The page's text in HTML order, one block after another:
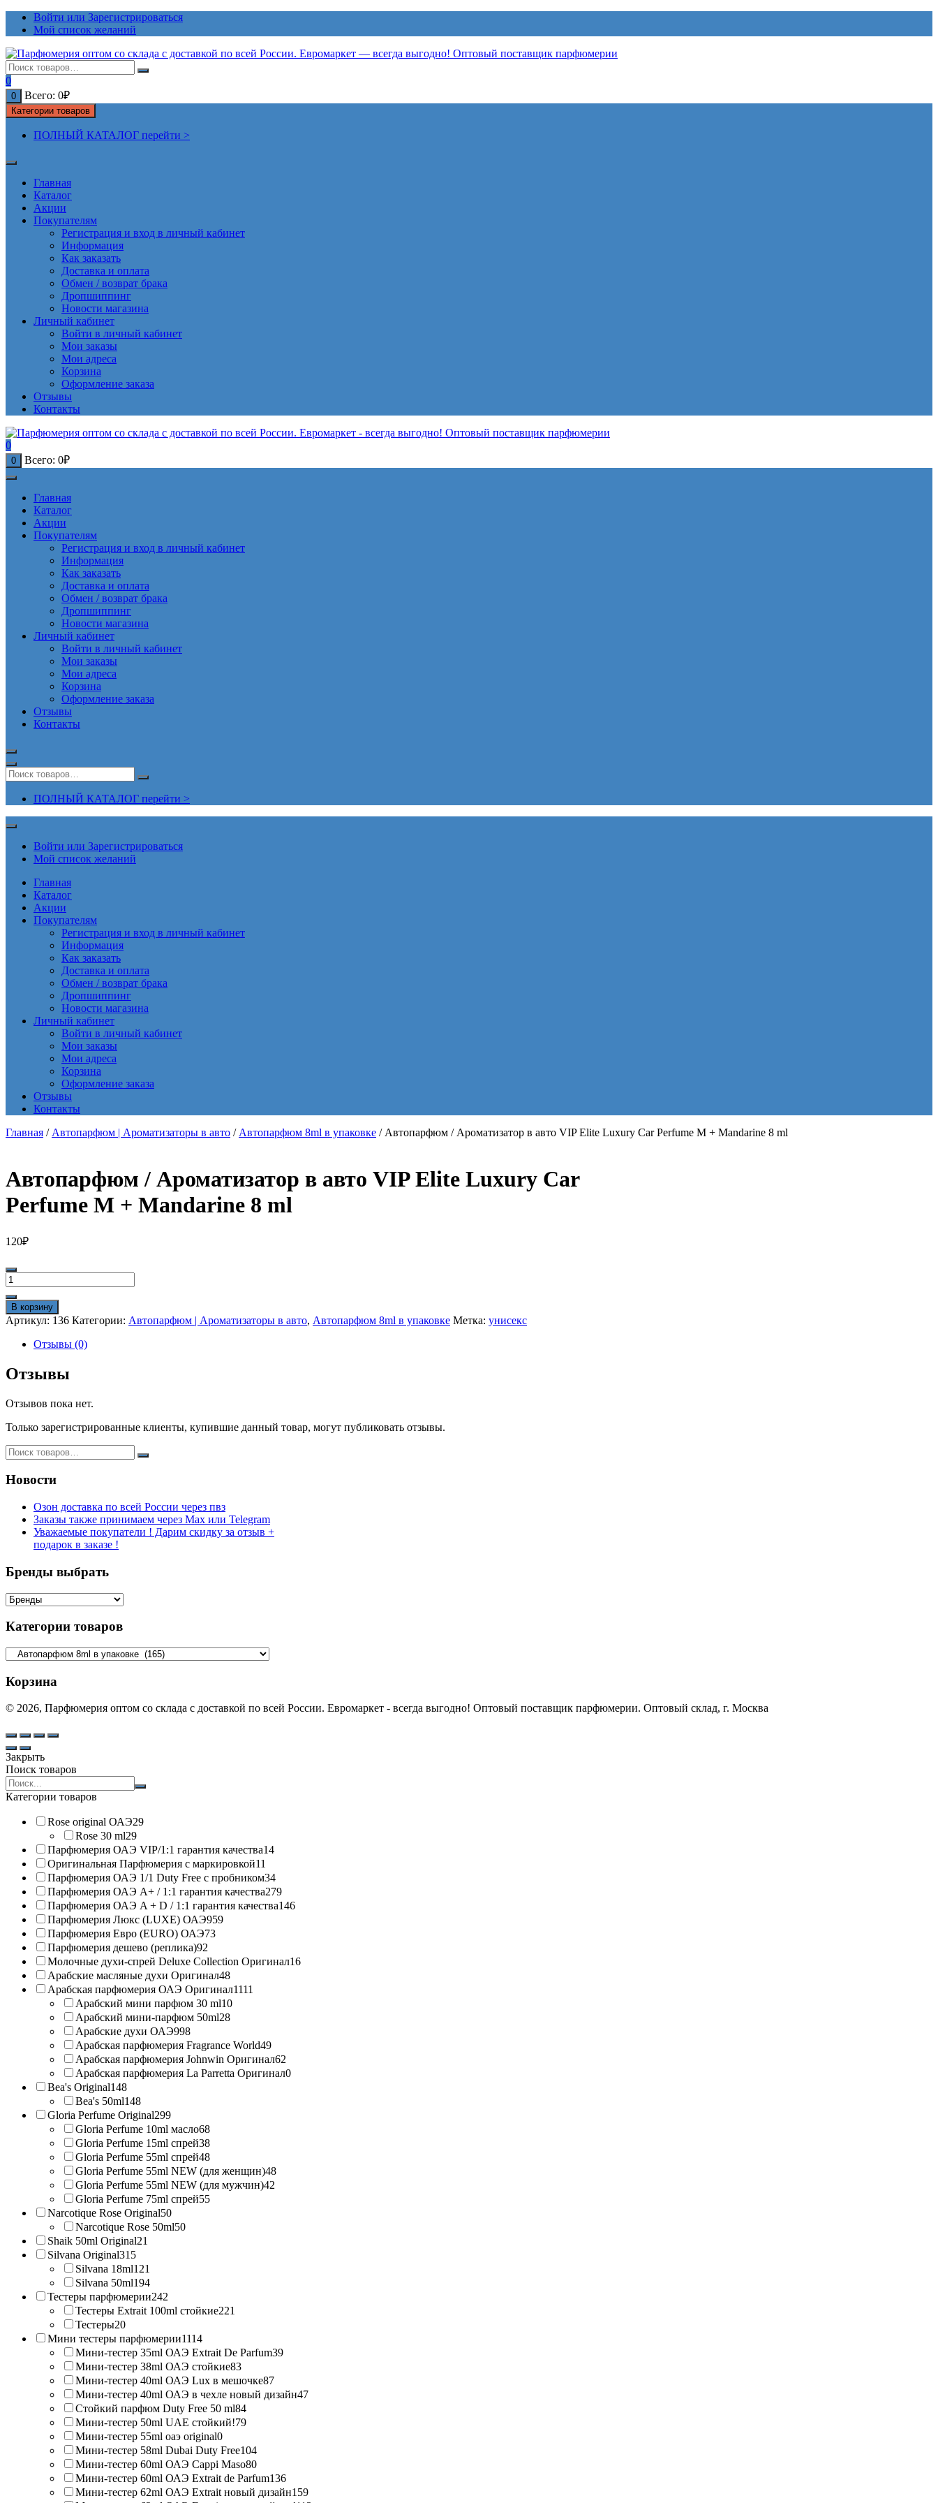
ПерейтиВойти или Зарегистрироваться
Мой список желаний
0
0 Всего: 0₽
Категории товаров
ПОЛНЫЙ КАТАЛОГ перейти >
Главная
Каталог
Акции
Покупателям
Регистрация и вход в личный кабинет
Информация
Как заказать
Доставка и оплата
Обмен / возврат брака
Дропшиппинг
Новости магазина
Личный кабинет
Войти в личный кабинет
Мои заказы
Мои адреса
Корзина
Оформление заказа
Отзывы
Контакты
0
0 Всего: 0₽
Главная
Каталог
Акции
Покупателям
Регистрация и вход в личный кабинет
Информация
Как заказать
Доставка и оплата
Обмен / возврат брака
Дропшиппинг
Новости магазина
Личный кабинет
Войти в личный кабинет
Мои заказы
Мои адреса
Корзина
Оформление заказа
Отзывы
Контакты
ПОЛНЫЙ КАТАЛОГ перейти >
Войти или Зарегистрироваться
Мой список желаний
Главная
Каталог
Акции
Покупателям
Регистрация и вход в личный кабинет
Информация
Как заказать
Доставка и оплата
Обмен / возврат брака
Дропшиппинг
Новости магазина
Личный кабинет
Войти в личный кабинет
Мои заказы
Мои адреса
Корзина
Оформление заказа
Отзывы
Контакты
Главная / Автопарфюм | Ароматизаторы в авто / Автопарфюм 8ml в упаковке / Автопарфюм / Ароматизатор в авто VIP Elite Luxury Car Perfume M + Mandarine 8 ml
Автопарфюм / Ароматизатор в авто VIP Elite Luxury Car
Perfume M + Mandarine 8 ml
120₽
Количество
товара
Автопарфюм
/
Ароматизатор
VIP
Elite
Car
M
Mandarine
ml
В корзину
Артикул: 136 Категории: Автопарфюм | Ароматизаторы в авто, Автопарфюм 8ml в упаковке Метка: унисекс
Отзывы (0)
Отзывы
Отзывов пока нет.
Только зарегистрированные клиенты, купившие данный товар, могут публиковать отзывы.
Новости
Озон доставка по всей России через пвз
Заказы также принимаем через Max или Telegram
Уважаемые покупатели ! Дарим скидку за отзыв +
подарок в заказе !
Бренды выбрать
Категории товаров
Корзина
© 2026, Парфюмерия оптом со склада с доставкой по всей России. Евромаркет - всегда выгодно! Оптовый поставщик парфюмерии. Оптовый склад, г. Москва
Закрыть
Поиск товаров
Search
products:
Категории товаров
Rose original ОАЭ29
Rose 30 ml29
Парфюмерия ОАЭ VIP/1:1 гарантия качества14
Оригинальная Парфюмерия с маркировкой11
Парфюмерия ОАЭ 1/1 Duty Free с пробником34
Парфюмерия ОАЭ A+ / 1:1 гарантия качества279
Парфюмерия ОАЭ A + D / 1:1 гарантия качества146
Парфюмерия Люкс (LUXE) ОАЭ959
Парфюмерия Евро (EURO) ОАЭ73
Парфюмерия дешево (реплика)92
Молочные духи-спрей Deluxe Collection Оригинал16
Арабские масляные духи Оригинал48
Арабская парфюмерия ОАЭ Оригинал1111
Арабский мини парфюм 30 ml10
Арабский мини-парфюм 50ml28
Арабские духи ОАЭ998
Арабская парфюмерия Fragrance World49
Арабская парфюмерия Johnwin Оригинал62
Арабская парфюмерия La Parretta Оригинал0
Bea's Original148
Bea's 50ml148
Gloria Perfume Original299
Gloria Perfume 10ml масло68
Gloria Perfume 15ml спрей38
Gloria Perfume 55ml спрей48
Gloria Perfume 55ml NEW (для женщин)48
Gloria Perfume 55ml NEW (для мужчин)42
Gloria Perfume 75ml спрей55
Narcotique Rose Original50
Narcotique Rose 50ml50
Shaik 50ml Original21
Silvana Original315
Silvana 18ml121
Silvana 50ml194
Тестеры парфюмерии242
Тестеры Extrait 100ml стойкие221
Тестеры20
Мини тестеры парфюмерии1114
Мини-тестер 35ml ОАЭ Extrait De Parfum39
Мини-тестер 38ml ОАЭ стойкие83
Мини-тестер 40ml ОАЭ Lux в мешочке87
Мини-тестер 40ml ОАЭ в чехле новый дизайн47
Стойкий парфюм Duty Free 50 ml84
Мини-тестер 50ml UAE стойкий!79
Мини-тестер 55ml оаэ original0
Мини-тестер 58ml Dubai Duty Free104
Мини-тестер 60ml ОАЭ Cappi Maso80
Мини-тестер 60ml ОАЭ Extrait de Parfum136
Мини-тестер 62ml ОАЭ Extrait новый дизайн159